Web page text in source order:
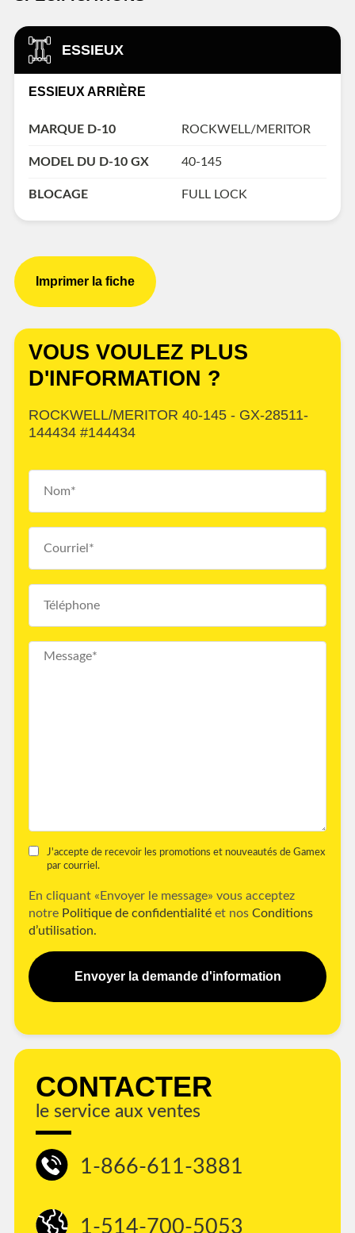
ESSIEUX
ESSIEUX ARRIÈRE
MARQUE D-10 ROCKWELL/MERITOR
MODEL DU D-10 GX 40-145
BLOCAGE FULL LOCK
Imprimer la fiche
VOUS VOULEZ PLUS
D'INFORMATION ?
ROCKWELL/MERITOR 40-145 - GX-28511-
144434 #144434
J'accepte de recevoir les promotions et nouveautés de Gamex
par courriel.
En cliquant «Envoyer le message» vous acceptez
notre Politique de confidentialité et nos Conditions
d’utilisation.
Envoyer la demande d'information
CONTACTER
le service aux ventes
1-866-611-3881
1-514-700-5053